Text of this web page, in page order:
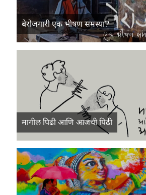
बेरोजगारी एक भीषण समस्या?
मागील पिढी आणि आजची पिढी